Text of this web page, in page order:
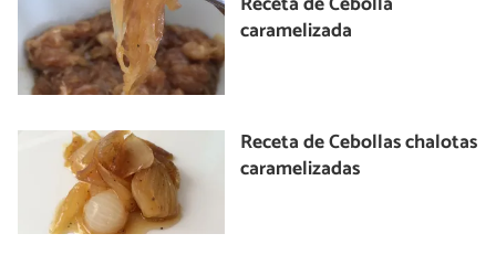
caramelizada
Receta de Cebollas chalotas
caramelizadas